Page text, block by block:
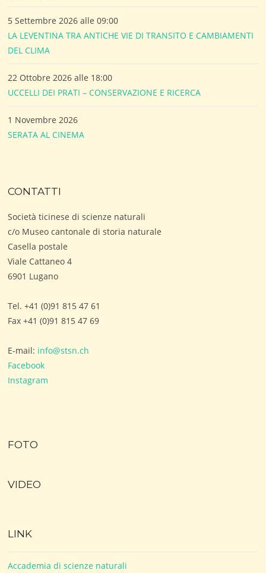
5 Settembre 2026 alle 09:00
LA LEVENTINA TRA ANTICHE VIE DI TRANSITO E CAMBIAMENTI
DEL CLIMA
22 Ottobre 2026 alle 18:00
UCCELLI DEI PRATI – CONSERVAZIONE E RICERCA
1 Novembre 2026
SERATA AL CINEMA
CONTATTI
Società ticinese di scienze naturali
c/o Museo cantonale di storia naturale
Casella postale
Viale Cattaneo 4
6901 Lugano
Tel. +41 (0)91 815 47 61
Fax +41 (0)91 815 47 69
E-mail: info@stsn.ch
Facebook
Instagram
FOTO
VIDEO
LINK
Accademia di scienze naturali